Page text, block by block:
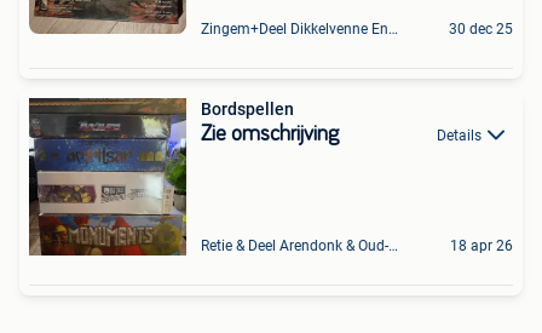
Zingem+Deel Dikkelvenne En Nederzwalm-Hermelgem 30 dec 25
Bordspellen
Zie omschrijving Details
Retie & Deel Arendonk & Oud-Turnhout 18 apr 26